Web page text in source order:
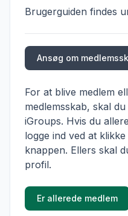
Brugerguiden findes
Ansøg om
For at blive medlem
medlemsskab, skal
iGroups. Hvis du
logge ind ved at
knappen. Ellers skal
profil.
Er allerede medlem